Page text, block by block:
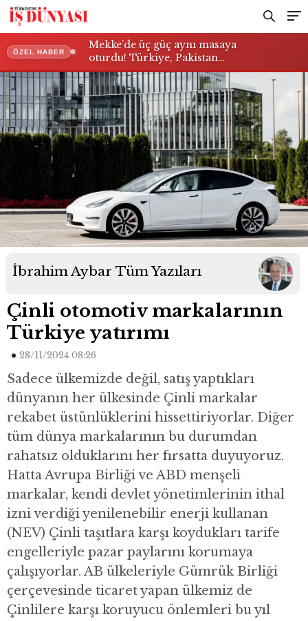
ÖZEL HABER
Mekke’de üç güç aynı masaya
oturdu! Türkiye, Pakistan…
İbrahim Aybar Tüm Yazıları
Çinli otomotiv markalarının
Türkiye yatırımı
28/11/2024 08:26
Sadece ülkemizde değil, satış yaptıkları
dünyanın her ülkesinde Çinli markalar
rekabet üstünlüklerini hissettiriyorlar. Diğer
tüm dünya markalarının bu durumdan
rahatsız olduklarını her fırsatta duyuyoruz.
Hatta Avrupa Birliği ve ABD menşeli
markalar, kendi devlet yönetimlerinin ithal
izni verdiği yenilenebilir enerji kullanan
(NEV) Çinli taşıtlara karşı koydukları tarife
engelleriyle pazar paylarını korumaya
çalışıyorlar. AB ülkeleriyle Gümrük Birliği
çerçevesinde ticaret yapan ülkemiz de
Çinlilere karşı koruyucu önlemleri bu yıl